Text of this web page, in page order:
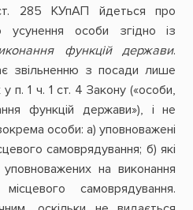
285 КУпАП йдеться про
усунення особи згідно із
функцій держави.
звільненню з посади лише
п. 1 ч. 1 ст. 4 Закону («особи,
функцій держави»), і не
особи: а) уповноважені
самоврядування; б) які
на виконання
самоврядування.